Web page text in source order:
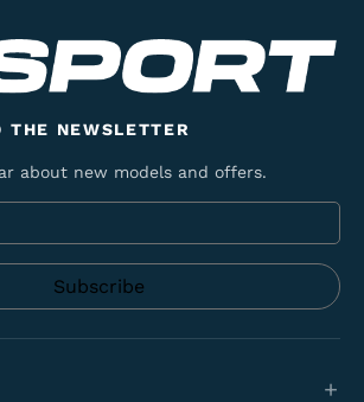
THE NEWSLETTER
about new models and offers.